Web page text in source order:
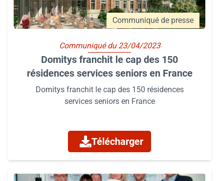
Communiqué de presse
Communiqué du 23/04/2023
Domitys franchit le cap des 150
résidences services seniors en France
Domitys franchit le cap des 150 résidences
services seniors en France
Télécharger